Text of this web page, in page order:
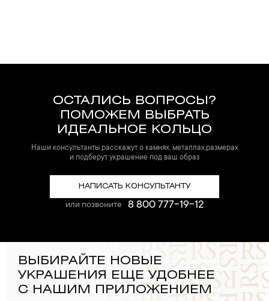
ОСТАЛИСЬ ВОПРОСЫ?
ПОМОЖЕМ ВЫБРАТЬ
ИДЕАЛЬНОЕ КОЛЬЦО
Наши консультанты расскажут о камнях, металлах,размерах
и подберут украшение под ваш образ
НАПИСАТЬ КОНСУЛЬТАНТУ
или позвоните 8 800 777-19-12
ВЫБИРАЙТЕ НОВЫЕ
УКРАШЕНИЯ ЕЩЕ УДОБНЕЕ
С НАШИМ ПРИЛОЖЕНИЕМ